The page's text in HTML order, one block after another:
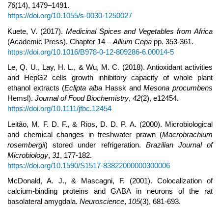
76(14), 1479–1491.
https://doi.org/10.1055/s-0030-1250027
Kuete, V. (2017). Medicinal Spices and Vegetables from Africa
(Academic Press). Chapter 14 –Allium Cepa pp. 353-361.
https://doi.org/10.1016/B978-0-12-809286-6.00014-5
Le, Q. U., Lay, H. L., & Wu, M. C. (2018). Antioxidant activities
and HepG2 cells growth inhibitory capacity of whole plant
ethanol extracts (Eclipta alba Hassk andMesona procumbens
Hemsl). Journal of Food Biochemistry, 42(2), e12454.
https://doi.org/10.1111/jfbc.12454
Leitão, M. F. D. F., & Rios, D. D. P. A. (2000). Microbiological
and chemical changes in freshwater prawn (Macrobrachium
rosembergii) stored under refrigeration. Brazilian Journal of
Microbiology, 31, 177-182.
https://doi.org/10.1590/S1517-83822000000300006
McDonald, A. J., & Mascagni, F. (2001). Colocalization of
calcium-binding proteins and GABA in neurons of the rat
basolateral amygdala. Neuroscience, 105(3), 681-693.